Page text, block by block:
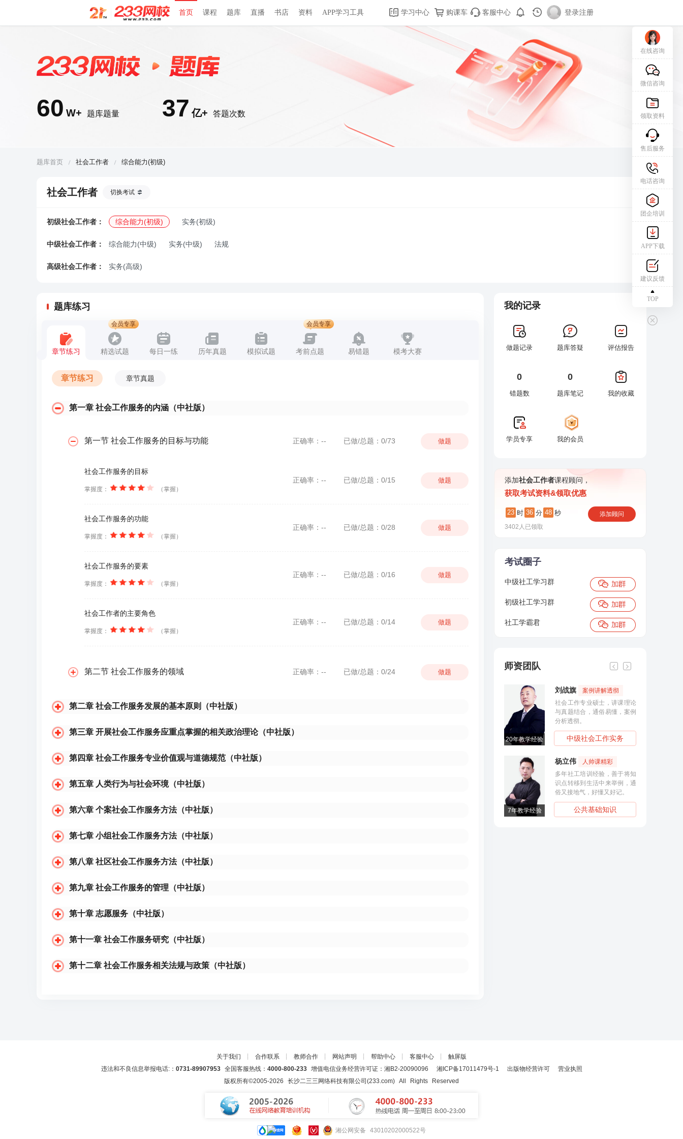
首页 课程 题库 直播 书店 资料 APP学习工具 学习中心 购课车 客服中心 登录|注册
60 W+ 题库题量 37 亿+ 答题次数
题库首页 社会工作者 综合能力(初级)
社会工作者 切换考试
初级社会工作者： 综合能力(初级) 实务(初级)
中级社会工作者： 综合能力(中级) 实务(中级) 法规
高级社会工作者： 实务(高级)
题库练习
章节练习
会员专享
精选试题 每日一练 历年真题 模拟试题
会员专享
考前点题 易错题 模考大赛
章节练习 章节真题
第一章 社会工作服务的内涵（中社版）
第一节 社会工作服务的目标与功能 正确率：-- 已做/总题：0/73 做题
社会工作服务的目标
掌握度： （掌握）
正确率：-- 已做/总题：0/15 做题
社会工作服务的功能
掌握度： （掌握）
正确率：-- 已做/总题：0/28 做题
社会工作服务的要素
掌握度： （掌握）
正确率：-- 已做/总题：0/16 做题
社会工作者的主要角色
掌握度： （掌握）
正确率：-- 已做/总题：0/14 做题
第二节 社会工作服务的领域 正确率：-- 已做/总题：0/24 做题
第二章 社会工作服务发展的基本原则（中社版）
第三章 开展社会工作服务应重点掌握的相关政治理论（中社版）
第四章 社会工作服务专业价值观与道德规范（中社版）
第五章 人类行为与社会环境（中社版）
第六章 个案社会工作服务方法（中社版）
第七章 小组社会工作服务方法（中社版）
第八章 社区社会工作服务方法（中社版）
第九章 社会工作服务的管理（中社版）
第十章 志愿服务（中社版）
第十一章 社会工作服务研究（中社版）
第十二章 社会工作服务相关法规与政策（中社版）
我的记录
做题记录 题库答疑 评估报告
0
错题数
0
题库笔记 我的收藏
学员专享 我的会员
添加社会工作者课程顾问，
获取考试资料&领取优惠
23 时 36 分 48 秒
3402 人已领取
添加顾问
考试圈子
中级社工学习群
初级社工学习群
社工学霸君
师资团队
20年教学经验
刘战旗
案例讲解透彻
社会工作专业硕士，讲课理论
与真题结合，通俗易懂，案例
分析透彻。
中级社会工作实务
7年教学经验
杨立伟
人帅课精彩
多年社工培训经验，善于将知
识点转移到生活中来举例，通
俗又接地气，好懂又好记。
公共基础知识
关于我们 ┊ 合作联系 ┊ 教师合作 ┊ 网站声明 ┊ 帮助中心 ┊ 客服中心 ┊ 触屏版
违法和不良信息举报电话:： 0731-89907953全国客服热线： 4000-800-233增值电信业务经营许可证：湘B2-20090096 湘ICP备17011479号-1 出版物经营许可
营业执照
版权所有©2005-2026 长沙二三三网络科技有限公司(233.com) All Rights Reserved
湘公网安备 43010202000522号
在线咨询
微信咨询
领取资料
售后服务
电话咨询
团企培训
APP下载
建议反馈
TOP